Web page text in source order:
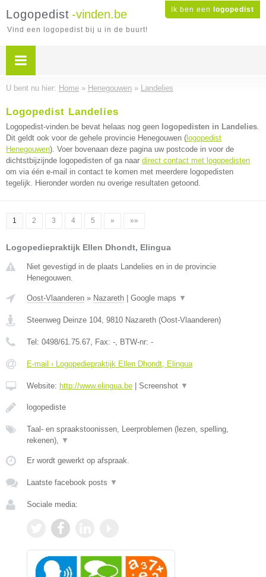
Ik ben een logopedist
Logopedist -vinden.be
Vind een logopedist bij u in de buurt!
U bent nu hier: Home » Henegouwen » Landelies
Logopedist Landelies
Logopedist-vinden.be bevat helaas nog geen logopedisten in Landelies.
Dit geldt ook voor de gehele provincie Henegouwen ( logopedist
Henegouwen). Voer bovenaan deze pagina uw postcode in voor de
dichtstbijzijnde logopedisten of ga naar direct contact met logopedisten
om via één e-mail in contact te komen met meerdere logopedisten
tegelijk. Hieronder worden nu overige resultaten getoond.
1 2 3 4 5 » »»
Logopediepraktijk Ellen Dhondt, Elingua
Niet gevestigd in de plaats Landelies en in de provincie
Henegouwen.
Oost-Vlaanderen » Nazareth Google maps ▼
Steenweg Deinze 104, 9810 Nazareth (Oost-Vlaanderen)
Tel: 0498/61.75.67, Fax: -, BTW-nr: -
E-mail › Logopediepraktijk Ellen Dhondt, Elingua
Website: http://www.elingua.be Screenshot ▼
logopediste
Taal- en spraakstoonissen, Leerproblemen (lezen, spelling,
rekenen), ▼
Er wordt gewerkt op afspraak.
Laatste facebook posts ▼
Sociale media: